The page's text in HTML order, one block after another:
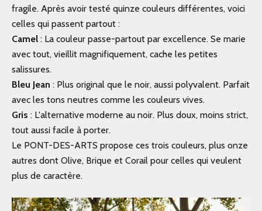
fragile. Après avoir testé quinze couleurs différentes, voici
celles qui passent partout :
Camel : La couleur passe-partout par excellence. Se marie
avec tout, vieillit magnifiquement, cache les petites
salissures.
Bleu Jean : Plus original que le noir, aussi polyvalent. Parfait
avec les tons neutres comme les couleurs vives.
Gris : L'alternative moderne au noir. Plus doux, moins strict,
tout aussi facile à porter.
Le PONT-DES-ARTS propose ces trois couleurs, plus onze
autres dont Olive, Brique et Corail pour celles qui veulent
plus de caractère.